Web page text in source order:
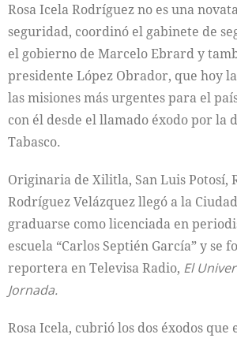
Rosa Icela Rodríguez no es una
seguridad, coordinó el gabinete de
el gobierno de Marcelo Ebrard y
presidente López Obrador, que hoy
las misiones más urgentes para el
con él desde el llamado éxodo por la
Tabasco.
Originaria de Xilitla, San Luis Potosí,
Rodríguez Velázquez llegó a la
graduarse como licenciada en
escuela “Carlos Septién García” y se
reportera en Televisa Radio, El
Jornada.
Rosa Icela, cubrió los dos éxodos que